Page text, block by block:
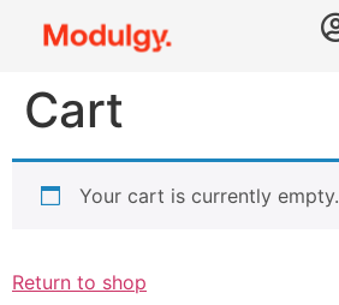
Cart
Your cart is currently empty.
Return to shop